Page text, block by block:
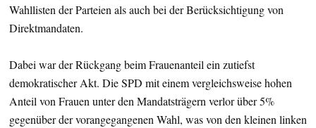
Wahllisten der Parteien als auch bei der Berücksichtigung von
Direktmandaten.
Dabei war der Rückgang beim Frauenanteil ein zutiefst
demokratischer Akt. Die SPD mit einem vergleichsweise hohen
Anteil von Frauen unter den Mandatsträgern verlor über 5%
gegenüber der vorangegangenen Wahl, was von den kleinen linken